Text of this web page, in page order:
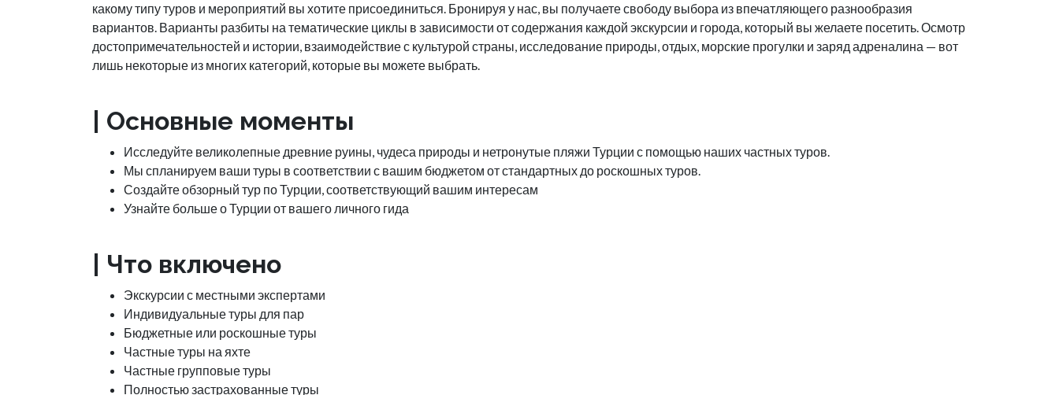
какому типу туров и мероприятий вы хотите присоединиться. Бронируя у нас, вы получаете свободу выбора из впечатляющего разнообразия
вариантов. Варианты разбиты на тематические циклы в зависимости от содержания каждой экскурсии и города, который вы желаете посетить. Осмотр
достопримечательностей и истории, взаимодействие с культурой страны, исследование природы, отдых, морские прогулки и заряд адреналина — вот
лишь некоторые из многих категорий, которые вы можете выбрать.
| Основные моменты
Исследуйте великолепные древние руины, чудеса природы и нетронутые пляжи Турции с помощью наших частных туров.
Мы спланируем ваши туры в соответствии с вашим бюджетом от стандартных до роскошных туров.
Создайте обзорный тур по Турции, соответствующий вашим интересам
Узнайте больше о Турции от вашего личного гида
| Что включено
Экскурсии с местными экспертами
Индивидуальные туры для пар
Бюджетные или роскошные туры
Частные туры на яхте
Частные групповые туры
Полностью застрахованные туры